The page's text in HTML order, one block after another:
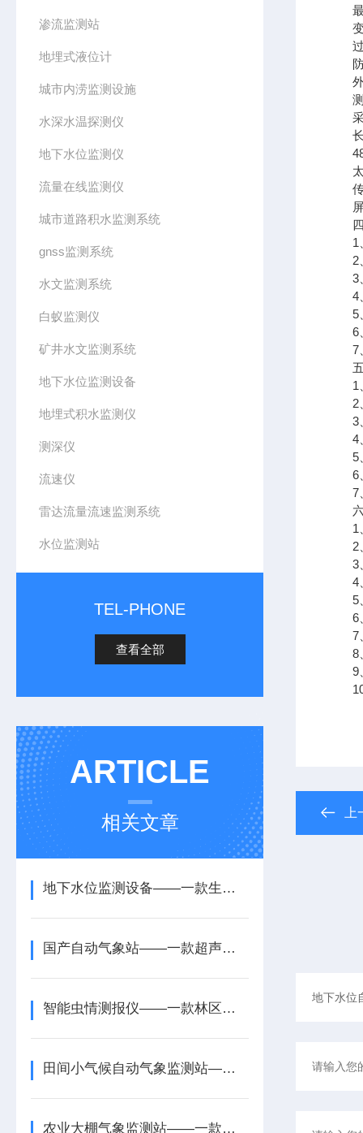
渗流监测站
地埋式液位计
城市内涝监测设施
水深水温探测仪
地下水位监测仪
流量在线监测仪
城市道路积水监测系统
gnss监测系统
水文监测系统
白蚁监测仪
矿井水文监测系统
地下水位监测设备
地埋式积水监测仪
测深仪
流速仪
雷达流量流速监测系统
水位监测站
TEL-PHONE
查看全部
ARTICLE
相关文章
地下水位监测设备——一款生态流量保障的水位自动监测装置2025全+境+派+送
国产自动气象站——一款超声波一体气象站2025全+境+派+送
智能虫情测报仪——一款林区防控的植保虫情测报仪2026+派+送
田间小气候自动气象监测站——一款保驾护航得小型自动气象监测站2026+派+送
农业大棚气象监测站——一款种植管理更科学的农业综合气象站2026+派+送
最
变
过
防
外
测
采
长
485
太
传
屏
四
1、
2、
3、
4、
5、
6、
7、
五
1、
2、
3、
4、
5、
6、
7、
六
1、
2、
3、
4、
5、
6、
7、
8、
9、
10